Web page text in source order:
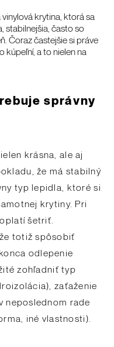
vinylová krytina, ktorá sa
stabilnejšia, často so
Čoraz častejšie si práve
kúpeľní, a to nielen na
správny
krásna, ale aj
že má stabilný
typ lepidla, ktoré si
krytiny. Pri
šetriť.
totiž spôsobiť
odlepenie
zohľadniť typ
zaťaženie
neposlednom rade
iné vlastnosti).